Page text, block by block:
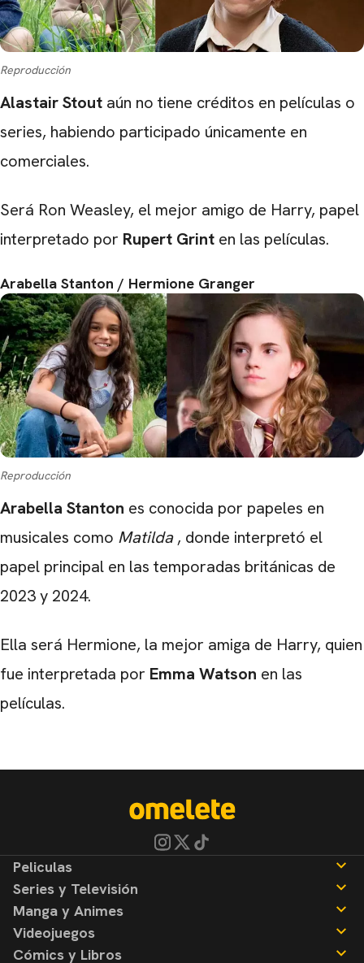
Reproducción
AlastairStout aún no tiene créditos en películas o
series, habiendo participado únicamente en
comerciales.
Será Ron Weasley, el mejor amigo de Harry, papel
interpretado por Rupert Grint en las películas.
Arabella Stanton / Hermione Granger
Reproducción
Arabella Stanton es conocida por papeles en
musicales como Matilda, donde interpretó el
papel principal en las temporadas británicas de
2023 y 2024.
Ella será Hermione, la mejor amiga de Harry, quien
fue interpretada por Emma Watson en las
películas.
Peliculas
Noticias
Reseñas
Series y Televisión
Noticias
Reseñas
Manga y Animes
Noticias
Reseñas
Videojuegos
Cómics y Libros